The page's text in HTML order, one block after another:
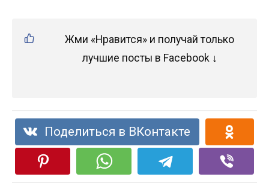
Жми «Нравится» и получай только
лучшие посты в Facebook ↓
Поделиться в ВКонтакте